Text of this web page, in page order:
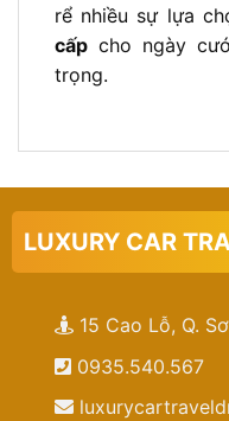
rể nhiều sự lựa
cấp cho ngày
trọng.
LUXURY CAR
15 Cao Lỗ, Q.
0935.540.567